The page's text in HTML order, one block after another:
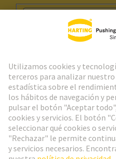
Ir al registro
Social Media
España Español